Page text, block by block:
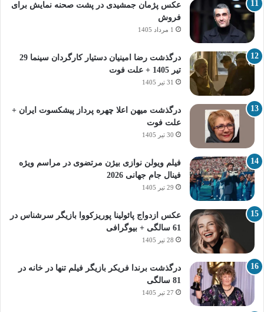
عکس پژمان جمشیدی در پشت صحنه نمایش برای
فروش
1 مرداد 1405
درگذشت رضا امینیان دستیار کارگردان سینما 29
تیر 1405 + علت فوت
31 تیر 1405
درگذشت میهن اعلا چهره پرداز پیشکسوت ایران +
علت فوت
30 تیر 1405
فیلم ویولن نوازی بیژن مرتضوی در مراسم ویژه
فینال جام جهانی 2026
29 تیر 1405
عکس ازدواج پائولینا پوریزکووا بازیگر سرشناس در
61 سالگی + بیوگرافی
28 تیر 1405
درگذشت برندا فریکر بازیگر فیلم تنها در خانه در
81 سالگی
27 تیر 1405